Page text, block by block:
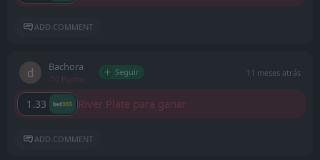
ADD COMMENT
Bachora
-10 Puntos
Seguir 11 meses atrás
1.33 River Plate para ganar
ADD COMMENT